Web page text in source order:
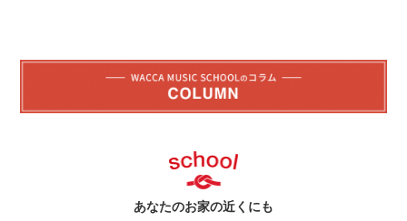
あなたのお家の近くにも